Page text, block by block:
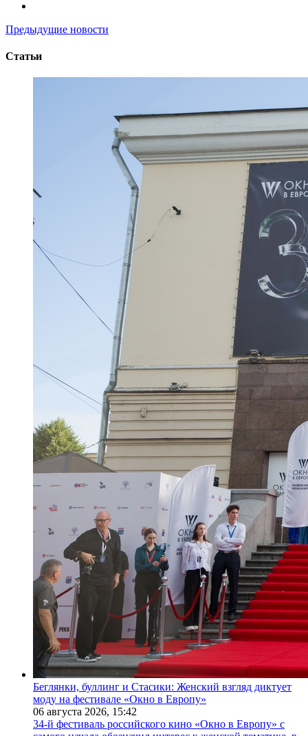
Предыдущие новости
Статьи
Беглянки, буллинг и Стасики: Женский взгляд диктует
моду на фестивале «Окно в Европу»
06 августа 2026, 15:42
34-й фестиваль российского кино «Окно в Европу» с